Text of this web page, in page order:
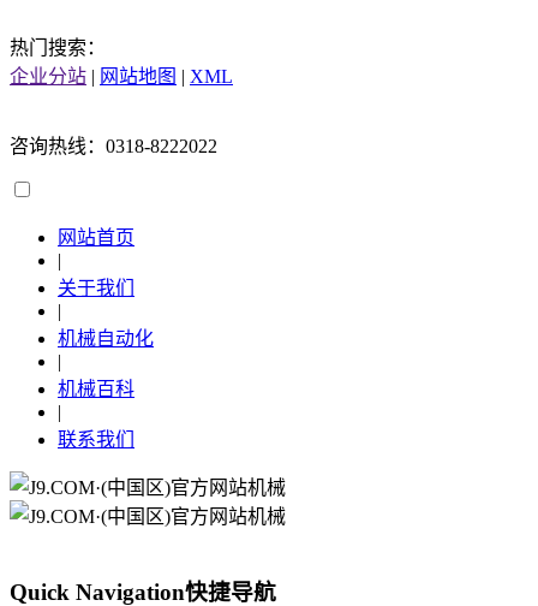
热门搜索：
企业分站 | 网站地图 | XML
咨询热线：0318-8222022
网站首页
|
关于我们
|
机械自动化
|
机械百科
|
联系我们
Quick Navigation快捷导航